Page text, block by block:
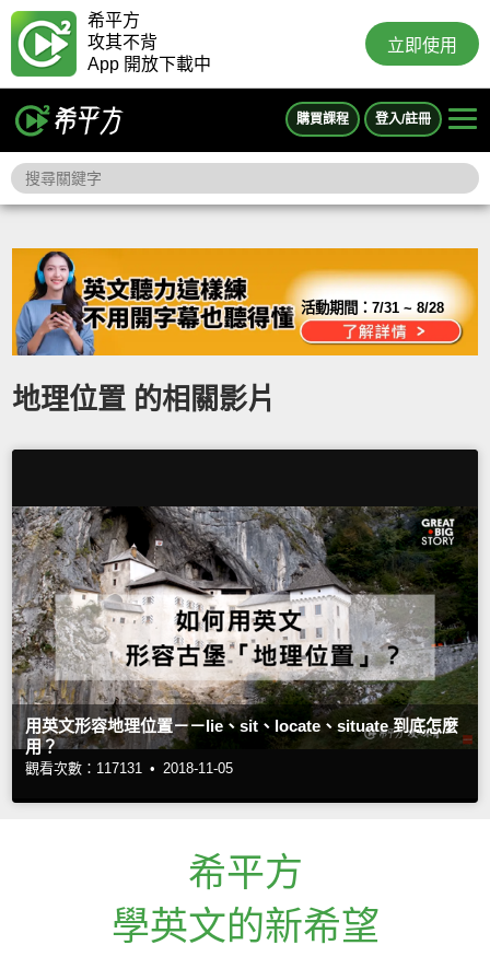
希平方
攻其不背
App 開放下載中
立即使用
購買課程 登入/註冊
活動期間：7/31 ~ 8/28
地理位置 的相關影片
用英文形容地理位置－－lie、sit、locate、situate 到底怎麼
用？
觀看次數：117131 • 2018-11-05
希平方
學英文的新希望